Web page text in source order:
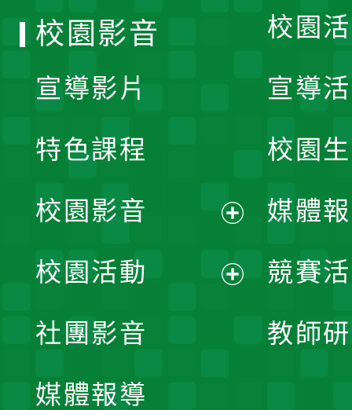
校園
宣導
校園
媒體
競賽
教師
校園影音
宣導影片
特色課程
校園影音
開
校園活動
社團影音
媒體報導